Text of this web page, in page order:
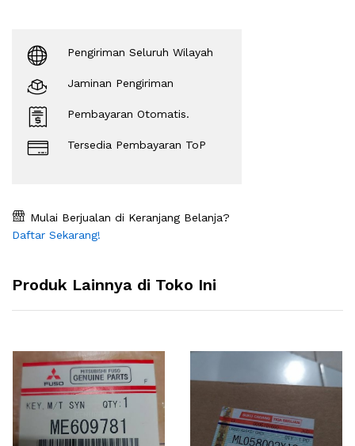
Pengiriman Seluruh Wilayah
Jaminan Pengiriman
Pembayaran Otomatis.
Tersedia Pembayaran ToP
Mulai Berjualan di Keranjang Belanja?
Daftar Sekarang!
Produk Lainnya di Toko Ini